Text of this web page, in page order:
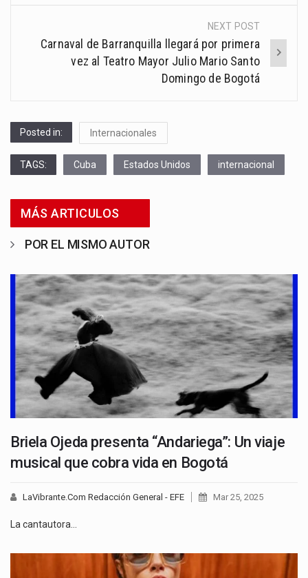
NEXT POST
Carnaval de Barranquilla llegará por primera
vez al Teatro Mayor Julio Mario Santo
Domingo de Bogotá
Posted in: Internacionales
TAGS: Cuba Estados Unidos internacional
MÁS ARTICULOS
POR EL MISMO AUTOR
Briela Ojeda presenta “Andariega”: Un viaje
musical que cobra vida en Bogotá
LaVibrante.Com Redacción General - EFE Mar 25, 2025
La cantautora…